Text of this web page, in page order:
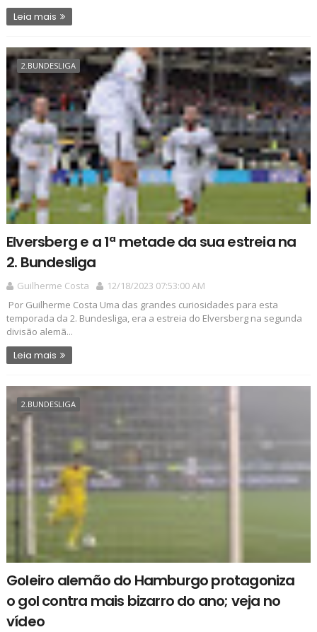
Leia mais
2.BUNDESLIGA
Elversberg e a 1ª metade da sua estreia na
2. Bundesliga
Guilherme Costa
12/18/2023 07:53:00 AM
Por Guilherme Costa Uma das grandes curiosidades para esta
temporada da 2. Bundesliga, era a estreia do Elversberg na segunda
divisão alemã...
Leia mais
2.BUNDESLIGA
Goleiro alemão do Hamburgo protagoniza
o gol contra mais bizarro do ano; veja no
vídeo